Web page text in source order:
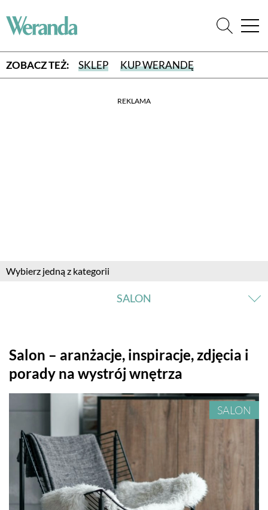
ZOBACZ TEŻ: SKLEP KUP WERANDĘ
REKLAMA
Wybierz jedną z kategorii
SALON
KUCHNIA
ŁAZIENKA
SYPIALNIA
Salon – aranżacje, inspiracje, zdjęcia i
porady na wystrój wnętrza
SALON